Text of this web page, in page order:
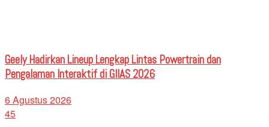
Geely Hadirkan Lineup Lengkap Lintas Powertrain dan
Pengalaman Interaktif di GIIAS 2026
6 Agustus 2026
45